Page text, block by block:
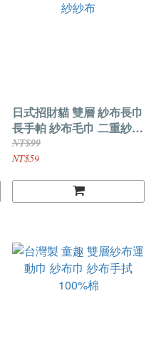
日式招財貓 雙層 紗布長巾
長手帕 紗布毛巾 二重紗紗
布
NT$99
NT$59